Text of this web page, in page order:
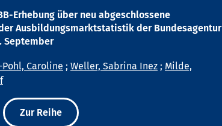
Erhebung über neu abgeschlossene
Ausbildungsmarktstatistik der Bundesagentur
September
Caroline ; Weller, Sabrina Inez ; Milde,
Zur Reihe